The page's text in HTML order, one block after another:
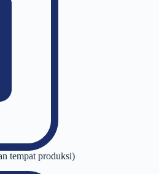
tempat produksi)